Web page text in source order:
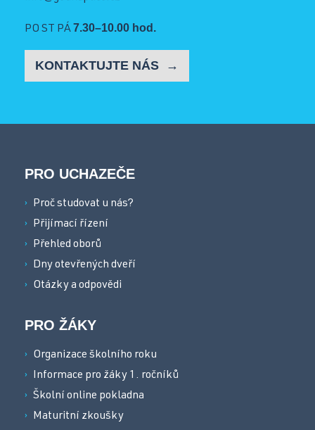
PO ST PÁ7.30–10.00 hod.
KONTAKTUJTE NÁS
PRO UCHAZEČE
Proč studovat u nás?
Přijímací řízení
Přehled oborů
Dny otevřených dveří
Otázky a odpovědi
PRO ŽÁKY
Organizace školního roku
Informace pro žáky 1. ročníků
Školní online pokladna
Maturitní zkoušky